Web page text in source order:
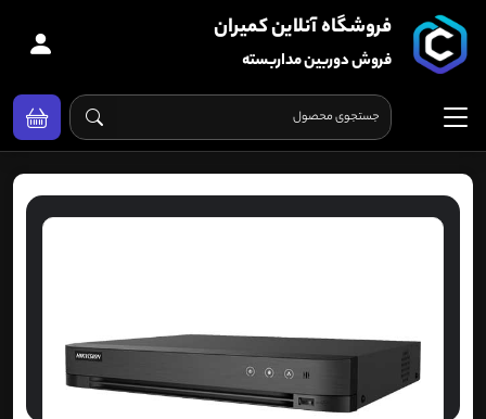
فروشگاه آنلاین کمیران
فروش دوربین مداربسته